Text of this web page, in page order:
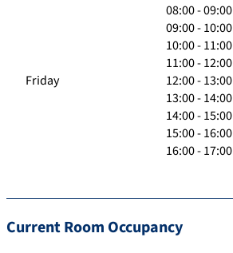
Friday
08:00 - 09:00
09:00 - 10:00
10:00 - 11:00
11:00 - 12:00
12:00 - 13:00
13:00 - 14:00
14:00 - 15:00
15:00 - 16:00
16:00 - 17:00
Current Room Occupancy